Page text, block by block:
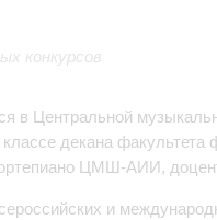
конкурсов
в Центральной
декана факультета
ЦМШ-АИИ,
и